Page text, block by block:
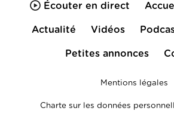
Écouter en direct
Actualité Vidéos
Petites annonces
Mentions légales
Charte sur les données